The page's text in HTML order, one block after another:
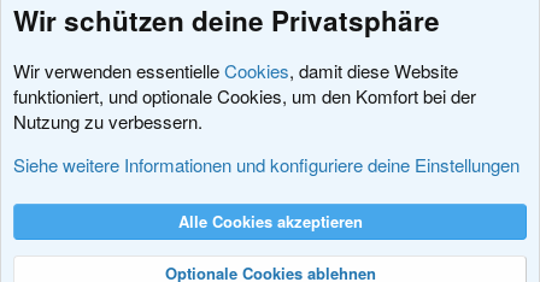
Schlagworte
Nutzungsbedingungen Datenschutz
R
Wir schützen deine Privatsphäre
Wir verwenden essentielleCookies, damit diese Website
funktioniert, und optionale Cookies, um den Komfort bei der
Nutzung zu verbessern.
Siehe weitere Informationen und konfiguriere deine Einstellungen
Alle Cookies akzeptieren
Optionale Cookies ablehnen